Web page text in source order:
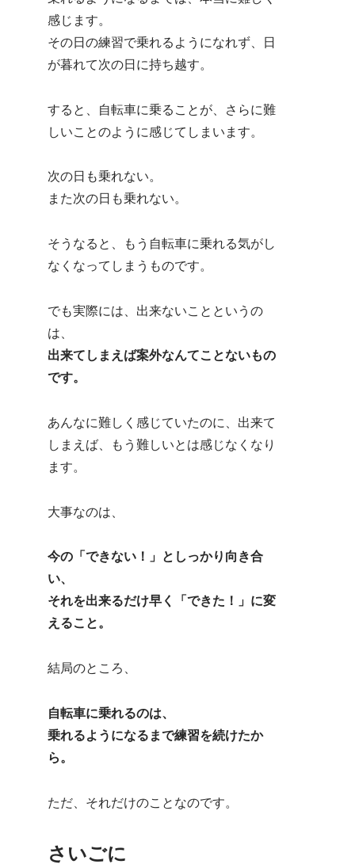
感じます。
その日の練習で乗れるようになれず、日
が暮れて次の日に持ち越す。
すると、自転車に乗ることが、さらに難
しいことのように感じてしまいます。
次の日も乗れない。
また次の日も乗れない。
そうなると、もう自転車に乗れる気がし
なくなってしまうものです。
でも実際には、出来ないことというの
は、
出来てしまえば案外なんてことないもの
です。
あんなに難しく感じていたのに、出来て
しまえば、もう難しいとは感じなくなり
ます。
大事なのは、
今の「できない！」としっかり向き合
い、
それを出来るだけ早く「できた！」に変
えること。
結局のところ、
自転車に乗れるのは、
乗れるようになるまで練習を続けたか
ら。
ただ、それだけのことなのです。
さいごに